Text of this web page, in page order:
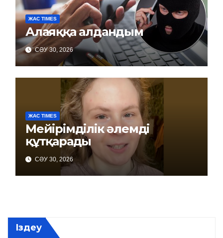
ЖАС TIMES
Алаяққа алдандым
СӘУ 30, 2026
ЖАС TIMES
Мейірімділік әлемді
құтқарады
СӘУ 30, 2026
Іздеу